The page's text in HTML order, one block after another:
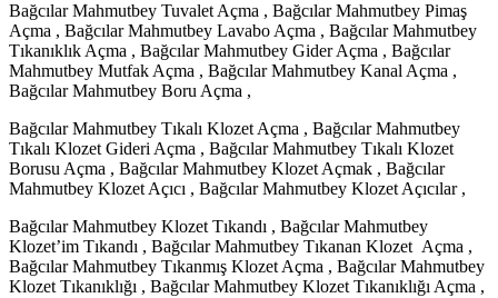
Bağcılar Mahmutbey Tuvalet Açma , Bağcılar Mahmutbey Pimaş
Açma , Bağcılar Mahmutbey Lavabo Açma , Bağcılar Mahmutbey
Tıkanıklık Açma , Bağcılar Mahmutbey Gider Açma , Bağcılar
Mahmutbey Mutfak Açma , Bağcılar Mahmutbey Kanal Açma ,
Bağcılar Mahmutbey Boru Açma ,
Bağcılar Mahmutbey Tıkalı Klozet Açma , Bağcılar Mahmutbey
Tıkalı Klozet Gideri Açma , Bağcılar Mahmutbey Tıkalı Klozet
Borusu Açma , Bağcılar Mahmutbey Klozet Açmak , Bağcılar
Mahmutbey Klozet Açıcı , Bağcılar Mahmutbey Klozet Açıcılar ,
Bağcılar Mahmutbey Klozet Tıkandı , Bağcılar Mahmutbey
Klozet’im Tıkandı , Bağcılar Mahmutbey Tıkanan Klozet Açma ,
Bağcılar Mahmutbey Tıkanmış Klozet Açma , Bağcılar Mahmutbey
Klozet Tıkanıklığı , Bağcılar Mahmutbey Klozet Tıkanıklığı Açma ,